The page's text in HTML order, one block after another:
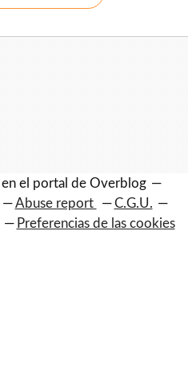
en el portal de Overblog
Abuse report
C.G.U.
Preferencias de las cookies